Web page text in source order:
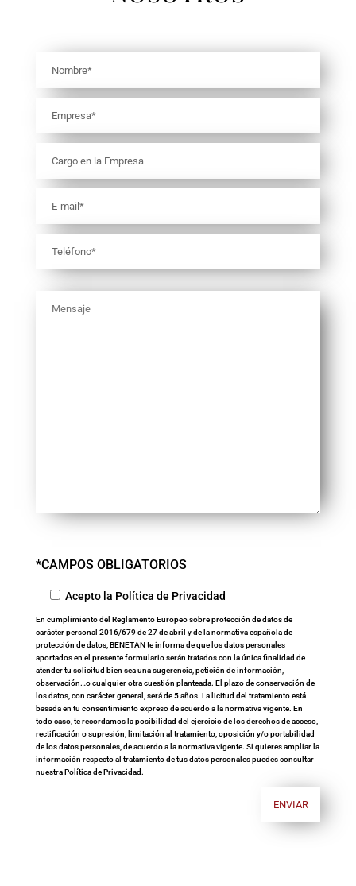
*CAMPOS OBLIGATORIOS
Acepto la Política de Privacidad
En cumplimiento del Reglamento Europeo sobre protección de datos de
carácter personal 2016/679 de 27 de abril y de la normativa española de
protección de datos, BENETAN te informa de que los datos personales
aportados en el presente formulario serán tratados con la única finalidad de
atender tu solicitud bien sea una sugerencia, petición de información,
observación…o cualquier otra cuestión planteada. El plazo de conservación de
los datos, con carácter general, será de 5 años. La licitud del tratamiento está
basada en tu consentimiento expreso de acuerdo a la normativa vigente. En
todo caso, te recordamos la posibilidad del ejercicio de los derechos de acceso,
rectificación o supresión, limitación al tratamiento, oposición y/o portabilidad
de los datos personales, de acuerdo a la normativa vigente. Si quieres ampliar la
información respecto al tratamiento de tus datos personales puedes consultar
nuestraPolítica de Privacidad.